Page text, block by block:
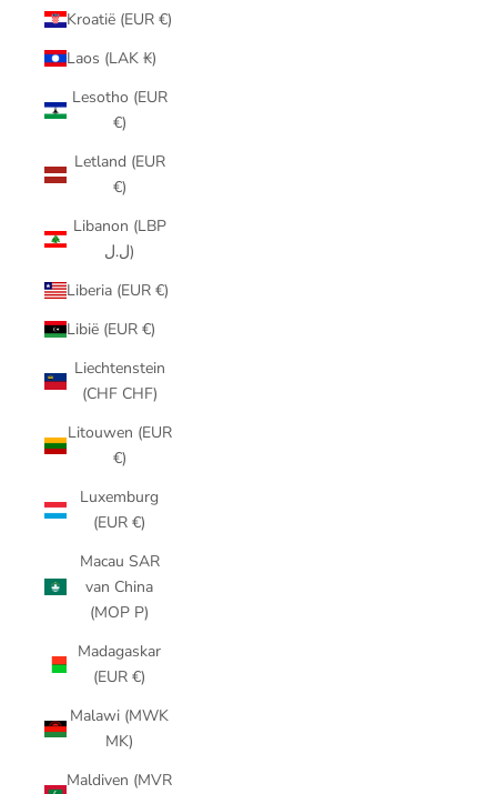
Kroatië (EUR €)
Laos (LAK ₭)
Lesotho (EUR
€)
Letland (EUR
€)
Libanon (LBP
ل.ل)
Liberia (EUR €)
Libië (EUR €)
Liechtenstein
(CHF CHF)
Litouwen (EUR
€)
Luxemburg
(EUR €)
Macau SAR
van China
(MOP P)
Madagaskar
(EUR €)
Malawi (MWK
MK)
Maldiven (MVR